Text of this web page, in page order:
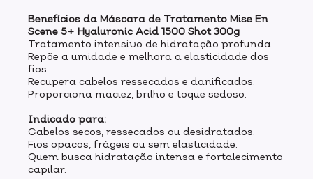
Benefícios da Máscara de Tratamento Mise En
Scene 5+ Hyaluronic Acid 1500 Shot 300g
Tratamento intensivo de hidratação profunda.
Repõe a umidade e melhora a elasticidade dos
fios.
Recupera cabelos ressecados e danificados.
Proporciona maciez, brilho e toque sedoso.
Indicado para:
Cabelos secos, ressecados ou desidratados.
Fios opacos, frágeis ou sem elasticidade.
Quem busca hidratação intensa e fortalecimento
capilar.